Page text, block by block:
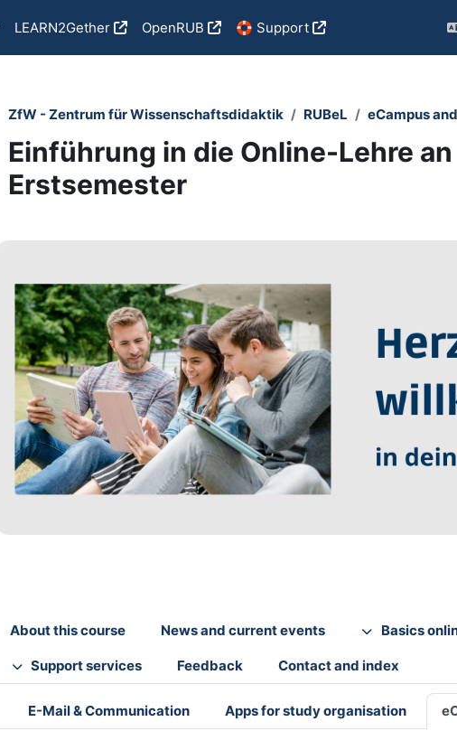
LEARN2Gether OpenRUB 🛟 Support
ZfW - Zentrum für Wissenschaftsdidaktik RUBeL eCampus
Einführung in die Online-Lehre
Erstsemester
outline
About this course News and current events Basics
Support services Feedback Contact and index
E-Mail & Communication Apps for study organisation